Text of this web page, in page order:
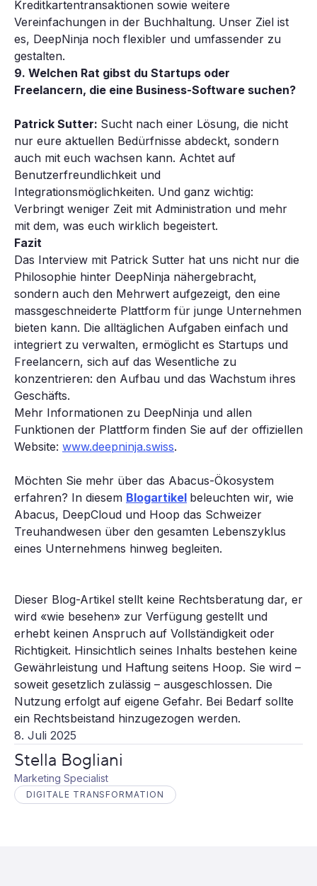
8. Juli 2025
Stella Bogliani
Marketing Specialist
DIGITALE TRANSFORMATION
Kreditkartentransaktionen sowie weitere
Vereinfachungen in der Buchhaltung. Unser Ziel ist
es, DeepNinja noch flexibler und umfassender zu
gestalten.
9. Welchen Rat gibst du Startups oder
Freelancern, die eine Business-Software suchen?
Patrick Sutter: Sucht nach einer Lösung, die nicht
nur eure aktuellen Bedürfnisse abdeckt, sondern
auch mit euch wachsen kann. Achtet auf
Benutzerfreundlichkeit und
Integrationsmöglichkeiten. Und ganz wichtig:
Verbringt weniger Zeit mit Administration und mehr
mit dem, was euch wirklich begeistert.
Fazit
Das Interview mit Patrick Sutter hat uns nicht nur die
Philosophie hinter DeepNinja nähergebracht,
sondern auch den Mehrwert aufgezeigt, den eine
massgeschneiderte Plattform für junge Unternehmen
bieten kann. Die alltäglichen Aufgaben einfach und
integriert zu verwalten, ermöglicht es Startups und
Freelancern, sich auf das Wesentliche zu
konzentrieren: den Aufbau und das Wachstum ihres
Geschäfts.
Mehr Informationen zu DeepNinja und allen
Funktionen der Plattform finden Sie auf der offiziellen
Website: www.deepninja.swiss.
Möchten Sie mehr über das Abacus-Ökosystem
erfahren? In diesem Blogartikel beleuchten wir, wie
Abacus, DeepCloud und Hoop das Schweizer
Treuhandwesen über den gesamten Lebenszyklus
eines Unternehmens hinweg begleiten.
Dieser Blog-Artikel stellt keine Rechtsberatung dar, er
wird «wie besehen» zur Verfügung gestellt und
erhebt keinen Anspruch auf Vollständigkeit oder
Richtigkeit. Hinsichtlich seines Inhalts bestehen keine
Gewährleistung und Haftung seitens Hoop. Sie wird –
soweit gesetzlich zulässig – ausgeschlossen. Die
Nutzung erfolgt auf eigene Gefahr. Bei Bedarf sollte
ein Rechtsbeistand hinzugezogen werden.